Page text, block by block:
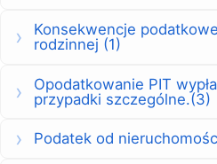
Konsekwencje
rodzinnej (1)
Opodatkowanie PIT
przypadki szczególne.(3)
Podatek od